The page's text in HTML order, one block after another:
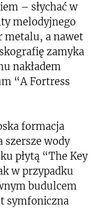
– słychać w
melodyjnego
metalu, a nawet
zamyka
nakładem
“A Fortress
formacja
szersze wody
płytą “The Key
w przypadku
budulcem
symfoniczna